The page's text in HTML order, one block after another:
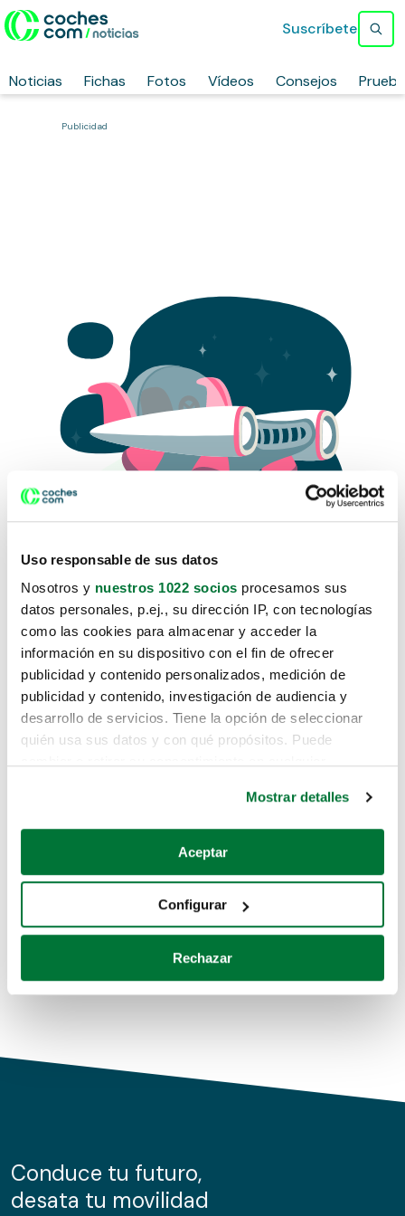
Uso responsable de sus datos
Nosotros y nuestros 1022 socios procesamos sus
datos personales, p.ej., su dirección IP, con tecnologías
como las cookies para almacenar y acceder la
información en su dispositivo con el fin de ofrecer
publicidad y contenido personalizados, medición de
publicidad y contenido, investigación de audiencia y
desarrollo de servicios. Tiene la opción de seleccionar
quién usa sus datos y con qué propósitos. Puede
Si lo permite, también quisiéramos:
Recopilar información sobre su ubicación geográfica
Identificar su dispositivo analizándolo activamente
para buscar características específicas (huellas
Obtenga más información sobre cómo se procesan sus
de cookies.
información sobre el uso que haga del sitio web con
nuestros partners de redes sociales, publicidad y análisis
Mostrar detalles
Aceptar
Configurar
Rechazar
Noticias Fichas Fotos Vídeos Consejos
Suscríbete
Publicidad
Lo sentimos, no sabemos como
te hemos traido hasta aquí.
Pero puedes encontrar el coche que estás
buscando en alguno de estos enlaces:
Coches de segunda mano
Coches de km0
Conduce tu futuro,
desata tu movilidad